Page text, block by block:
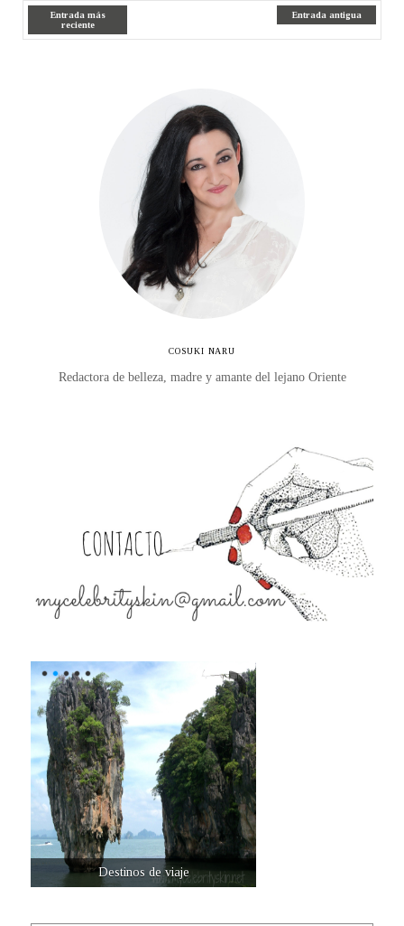
Entrada más
reciente
Entrada antigua
COSUKI NARU
Redactora de belleza, madre y amante del lejano Oriente
Destinos de viaje